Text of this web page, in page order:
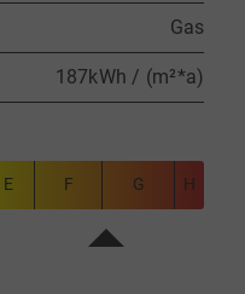
Gas
187kWh / (m²*a)
E F G H